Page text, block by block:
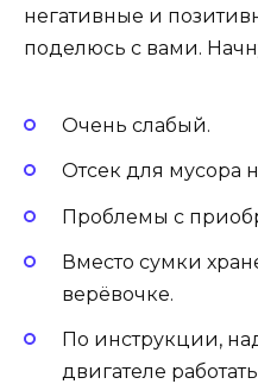
негативные и
поделюсь с вами.
Очень слабый.
Отсек для мусора
Проблемы с
Вместо сумки
верёвочке.
По инструкции,
двигателе